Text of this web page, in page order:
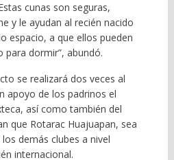
cunas son seguras,
y le ayudan al recién nacido
espacio, a que ellos pueden
dormir”, abundó.
se realizará dos veces al
apoyo de los padrinos el
así como también del
que Rotarac Huajuapan, sea
demás clubes a nivel
internacional.